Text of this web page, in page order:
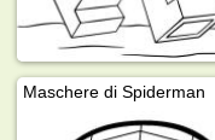
Maschere di Spiderman